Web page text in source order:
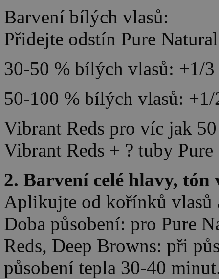
Barvení bílých vlasů:
Přidejte odstín Pure
30-50 % bílých vlasů: +1/
50-100 % bílých vlasů:
Vibrant Reds pro víc jak
Vibrant Reds + ? tuby Pure
2. Barvení celé hlavy,
Aplikujte od kořínků vlasů
Doba působení: pro Pure
Reds, Deep Browns: při
působení tepla 30-40